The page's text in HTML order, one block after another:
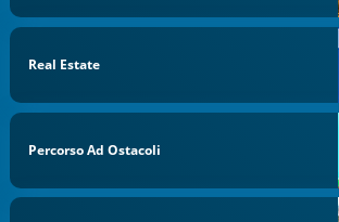
Real Estate
Percorso Ad Ostacoli